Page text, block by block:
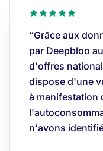
“Grâce aux
par Deepbloo
d'offres
dispose d'une
à manifestation
n'avons